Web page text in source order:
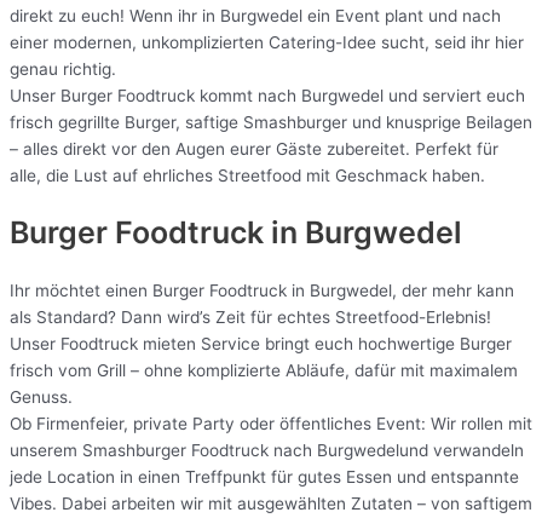
direkt zu euch! Wenn ihr in Burgwedel ein Event plant und nach
einer modernen, unkomplizierten Catering-Idee sucht, seid ihr hier
genau richtig.
Unser Burger Foodtruck kommt nach Burgwedel und serviert euch
frisch gegrillte Burger, saftige Smashburger und knusprige Beilagen
– alles direkt vor den Augen eurer Gäste zubereitet. Perfekt für
alle, die Lust auf ehrliches Streetfood mit Geschmack haben.
Burger Foodtruck in Burgwedel
Ihr möchtet einen Burger Foodtruck in Burgwedel, der mehr kann
als Standard? Dann wird’s Zeit für echtes Streetfood-Erlebnis!
Unser Foodtruck mieten Service bringt euch hochwertige Burger
frisch vom Grill – ohne komplizierte Abläufe, dafür mit maximalem
Genuss.
Ob Firmenfeier, private Party oder öffentliches Event: Wir rollen mit
unserem Smashburger Foodtruck nach Burgwedelund verwandeln
jede Location in einen Treffpunkt für gutes Essen und entspannte
Vibes. Dabei arbeiten wir mit ausgewählten Zutaten – von saftigem